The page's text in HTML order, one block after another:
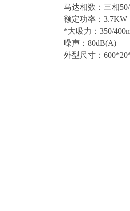
马达相数：三相
额定功率：3.7KW
*大吸力：350/
噪声：80dB(A)
外型尺寸：